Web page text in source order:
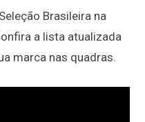
Brasileira na
a lista atualizada
marca nas quadras.